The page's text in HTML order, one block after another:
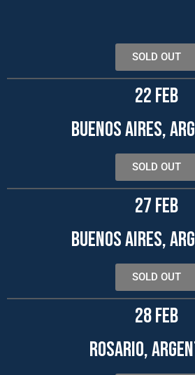
SOLD OUT
22 FEB
BUENOS AIRES,
SOLD OUT
27 FEB
BUENOS AIRES,
SOLD OUT
28 FEB
ROSARIO,